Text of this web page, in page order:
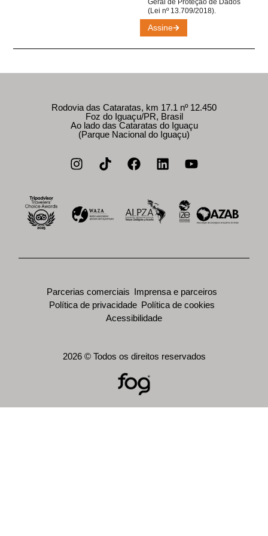
Assine
Geral de Proteção de Dados
(Lei nº 13.709/2018).
Rodovia das Cataratas, km 17.1 nº 12.450
Foz do Iguaçu/PR, Brasil
Ao lado das Cataratas do Iguaçu
(Parque Nacional do Iguaçu)
Parcerias comerciais Imprensa e parceiros
Política de privacidade Política de cookies
Acessibilidade
2026 © Todos os direitos reservados